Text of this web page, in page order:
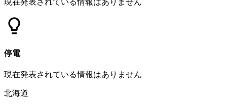
停電
現在発表されている情報はありません
北海道